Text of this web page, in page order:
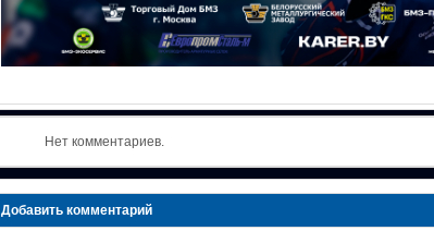
Нет комментариев.
Добавить комментарий